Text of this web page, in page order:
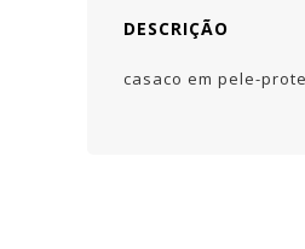
DESCRIÇÃO
casaco em pele-